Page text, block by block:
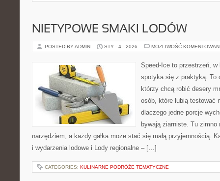
NIETYPOWE SMAKI LODÓW
POSTED BY ADMIN STY - 4 - 2026 MOŻLIWOŚĆ
Speed-Ice to przestrzeń, w
spotyka się z praktyką. To
którzy chcą robić desery
osób, które lubią testować
dlaczego jedne porcje
bywają ziarniste. Tu
narzędziem, a każdy gałka może stać się małą przyjemnością.
i wydarzenia lodowe i Lody regionalne – […]
CATEGORIES: KULINARNE PODRÓŻE TEMATYCZNE